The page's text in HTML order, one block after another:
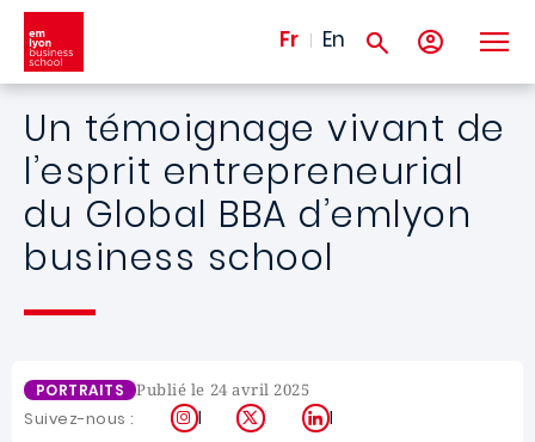
Aller au contenu principal
Fr En
Un témoignage vivant de
l’esprit entrepreneurial
du Global BBA d’emlyon
business school
PORTRAITS Publié le 24 avril 2025
Suivez-nous : Instagram
X LinkedIn